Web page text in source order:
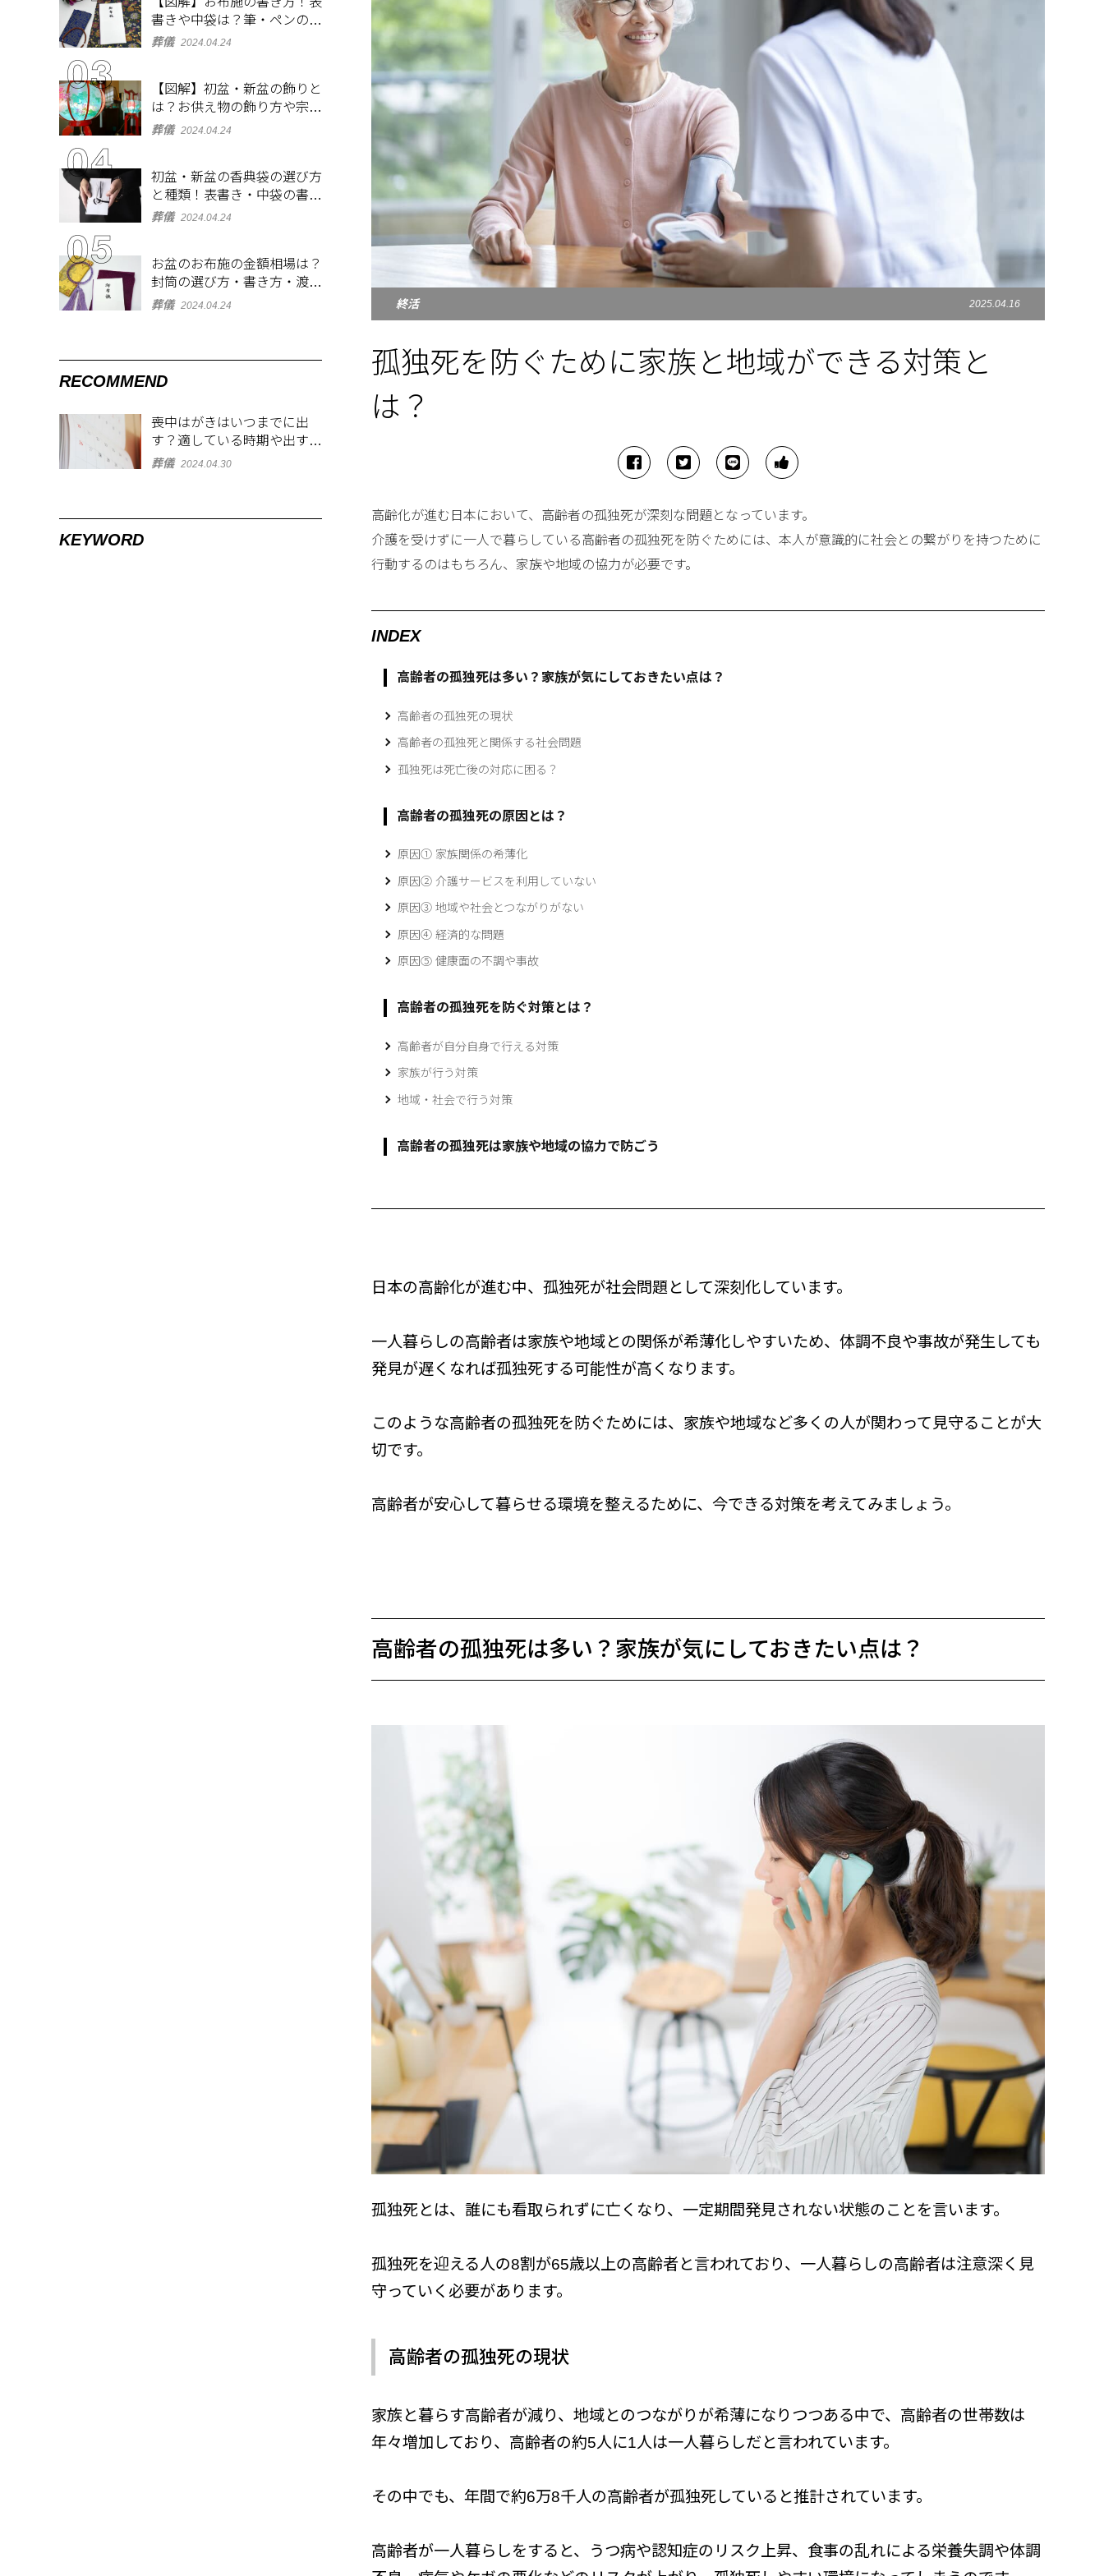
終活 2025.04.16
孤独死を防ぐために家族と地域ができる対策と
は？
高齢化が進む日本において、高齢者の孤独死が深刻な問題となっています。
介護を受けずに一人で暮らしている高齢者の孤独死を防ぐためには、本人が意識的に社会との繋がりを持つために
行動するのはもちろん、家族や地域の協力が必要です。
INDEX
高齢者の孤独死は多い？家族が気にしておきたい点は？
高齢者の孤独死の現状
高齢者の孤独死と関係する社会問題
孤独死は死亡後の対応に困る？
高齢者の孤独死の原因とは？
原因① 家族関係の希薄化
原因② 介護サービスを利用していない
原因③ 地域や社会とつながりがない
原因④ 経済的な問題
原因⑤ 健康面の不調や事故
高齢者の孤独死を防ぐ対策とは？
高齢者が自分自身で行える対策
家族が行う対策
地域・社会で行う対策
高齢者の孤独死は家族や地域の協力で防ごう
日本の高齢化が進む中、孤独死が社会問題として深刻化しています。
一人暮らしの高齢者は家族や地域との関係が希薄化しやすいため、体調不良や事故が発生しても
発見が遅くなれば孤独死する可能性が高くなります。
このような高齢者の孤独死を防ぐためには、家族や地域など多くの人が関わって見守ることが大
切です。
高齢者が安心して暮らせる環境を整えるために、今できる対策を考えてみましょう。
高齢者の孤独死は多い？家族が気にしておきたい点は？
孤独死とは、誰にも看取られずに亡くなり、一定期間発見されない状態のことを言います。
孤独死を迎える人の8割が65歳以上の高齢者と言われており、一人暮らしの高齢者は注意深く見
守っていく必要があります。
高齢者の孤独死の現状
家族と暮らす高齢者が減り、地域とのつながりが希薄になりつつある中で、高齢者の世帯数は​​
年々増加しており、高齢者の約5人に1人は一人暮らしだと言われています。
その中でも、年間で約6万8千人の高齢者が孤独死していると推計されています。
高齢者が一人暮らしをすると、うつ病や認知症のリスク上昇、食事の乱れによる栄養失調や体調
書きや中袋は？筆・ペンのマ
ナーとよくあるQ&A集
葬儀 2024.04.24
【図解】初盆・新盆の飾りと
は？お供え物の飾り方や宗派
ごとの違いを解説！
葬儀 2024.04.24
初盆・新盆の香典袋の選び方
と種類！表書き・中袋の書き
方、お札の入れ方も
葬儀 2024.04.24
お盆のお布施の金額相場は？
封筒の選び方・書き方・渡し
方も解説
葬儀 2024.04.24
RECOMMEND
喪中はがきはいつまでに出
す？適している時期や出す範
囲を解説！
葬儀 2024.04.30
KEYWORD